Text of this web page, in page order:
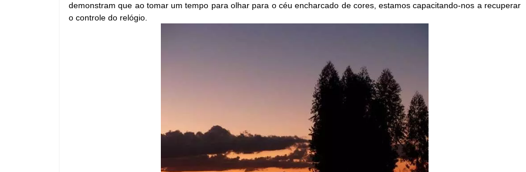
demonstram que ao tomar um tempo para olhar para o céu encharcado de cores, estamos capacitando-nos a recuperar
o controle do relógio.